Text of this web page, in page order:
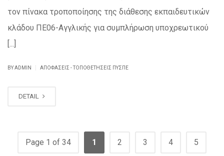
τον πίνακα τροποποίησης της διάθεσης εκπαιδευτικών
κλάδου ΠΕ06-Αγγλικής για συμπλήρωση υποχρεωτικού
[...]
BY ADMIN ΑΠΟΦΆΣΕΙΣ - ΤΟΠΟΘΕΤΉΣΕΙΣ ΠΥΣΠΕ
DETAIL
Page 1 of 34 1 2 3 4 5